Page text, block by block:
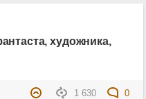
художника,
1 630
0